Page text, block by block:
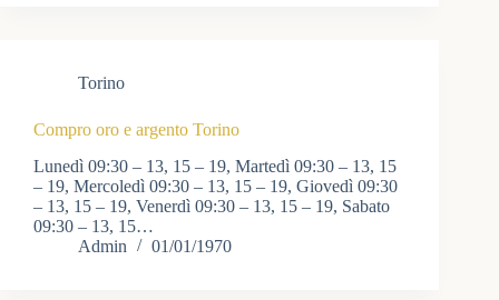
Torino
Compro oro e argento Torino
Lunedì 09:30 – 13, 15 – 19, Martedì 09:30 – 13, 15
– 19, Mercoledì 09:30 – 13, 15 – 19, Giovedì 09:30
– 13, 15 – 19, Venerdì 09:30 – 13, 15 – 19, Sabato
09:30 – 13, 15…
Admin
01/01/1970